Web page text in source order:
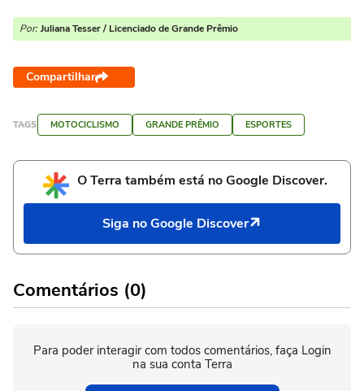
Por: Juliana Tesser / Licenciado de Grande Prêmio
Compartilhar
TAGS MOTOCICLISMO GRANDE PRÊMIO ESPORTES
O Terra também está no Google Discover.
Siga no Google Discover
Comentários (0)
Para poder interagir com todos comentários, faça Login
na sua conta Terra